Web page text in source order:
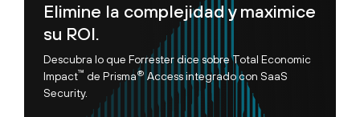
Elimine la complejidad y maximice
su ROI.
Descubra lo que Forrester dice sobre Total Economic
Impact™ de Prisma® Access integrado con SaaS
Security.